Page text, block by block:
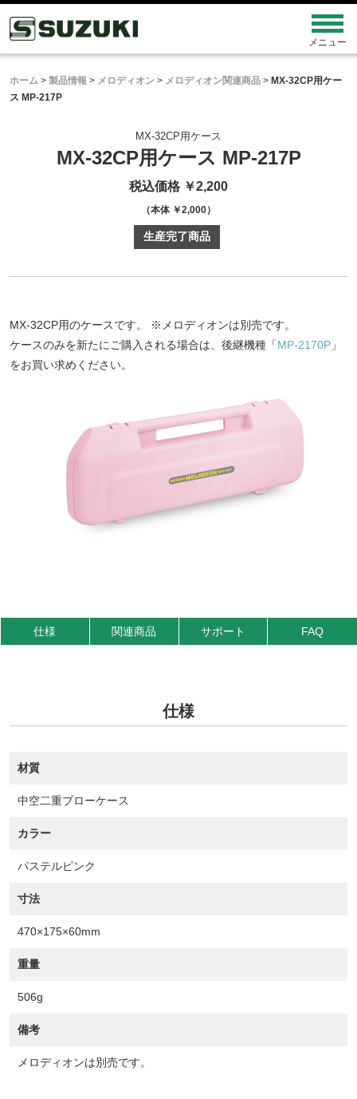
ホーム > 製品情報 > メロディオン > メロディオン関連商品 > MX-32CP用ケー
ス MP-217P
MX-32CP用ケース
MX-32CP用ケース MP-217P
税込価格 ￥2,200
（本体 ￥2,000）
生産完了商品
MX-32CP用のケースです。 ※メロディオンは別売です。
ケースのみを新たにご購入される場合は、後継機種「MP-2170P 」
をお買い求めください。
仕様 関連商品 サポート FAQ
仕様
材質
中空二重ブローケース
カラー
パステルピンク
寸法
470×175×60mm
重量
506g
備考
メロディオンは別売です。